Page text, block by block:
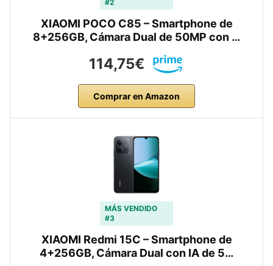
#2
XIAOMI POCO C85 – Smartphone de
8+256GB, Cámara Dual de 50MP con …
114,75€
Comprar en Amazon
MÁS VENDIDO
#3
XIAOMI Redmi 15C – Smartphone de
4+256GB, Cámara Dual con IA de 5…